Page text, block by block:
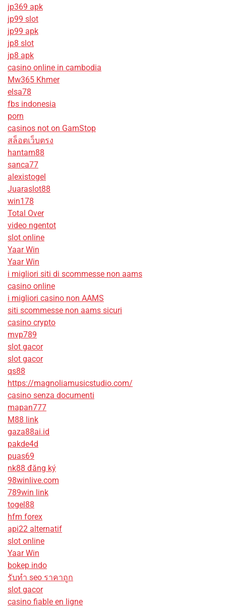
jp369 apk
jp99 slot
jp99 apk
jp8 slot
jp8 apk
casino online in cambodia
Mw365 Khmer
elsa78
fbs indonesia
porn
casinos not on GamStop
สล็อตเว็บตรง
hantam88
sanca77
alexistogel
Juaraslot88
win178
Total Over
video ngentot
slot online
Yaar Win
Yaar Win
i migliori siti di scommesse non aams
casino online
i migliori casino non AAMS
siti scommesse non aams sicuri
casino crypto
mvp789
slot gacor
slot gacor
qs88
https://magnoliamusicstudio.com/
casino senza documenti
mapan777
M88 link
gaza88ai.id
pakde4d
puas69
nk88 đăng ký
98winlive.com
789win link
togel88
hfm forex
api22 alternatif
slot online
Yaar Win
bokep indo
รับทํา seo ราคาถูก
slot gacor
casino fiable en ligne